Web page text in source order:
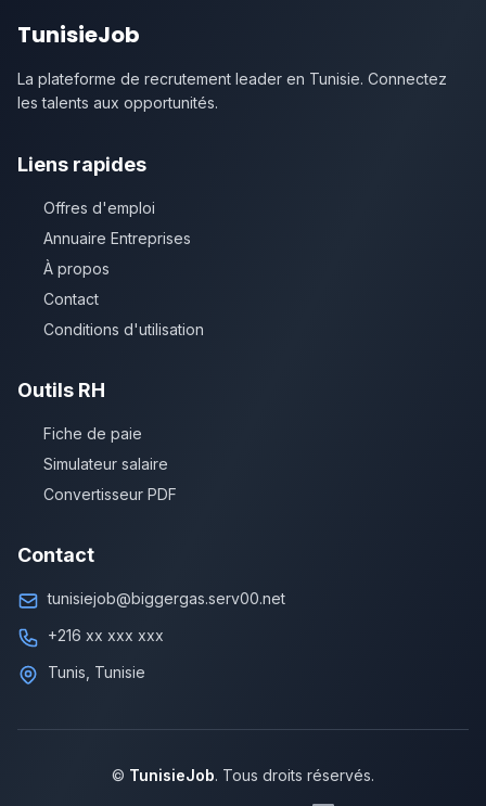
TunisieJob
La plateforme de recrutement leader en Tunisie. Connectez
les talents aux opportunités.
Liens rapides
Offres d'emploi
Annuaire Entreprises
À propos
Contact
Conditions d'utilisation
Outils RH
Fiche de paie
Simulateur salaire
Convertisseur PDF
Contact
tunisiejob@biggergas.serv00.net
+216 xx xxx xxx
Tunis, Tunisie
© TunisieJob. Tous droits réservés.